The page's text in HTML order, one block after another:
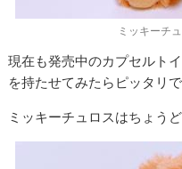
ミッキーチ
現在も発売中のカプセルト
を持たせてみたらピッタリ
ミッキーチュロスはちょう